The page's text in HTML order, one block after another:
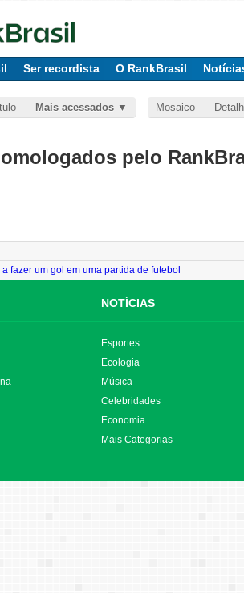
Ser recordista O RankBrasil
Mais acessados Mosaico
pelo
fazer um gol em uma partida de futebol
NOTÍCIAS
Esportes
Ecologia
Música
Celebridades
Economia
Mais Categorias